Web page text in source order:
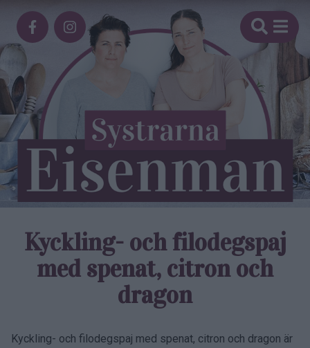
Kyckling- och filodegs­paj
med spenat, citron och
dragon
Kyckling- och filodegspaj med spenat, citron och dragon är